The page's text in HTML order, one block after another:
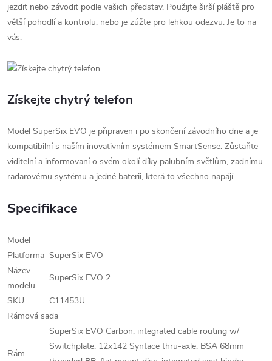
jezdit nebo závodit podle vašich představ. Použijte širší pláště pro
větší pohodlí a kontrolu, nebo je zúžte pro lehkou odezvu. Je to na
vás.
Získejte chytrý telefon
Model SuperSix EVO je připraven i po skončení závodního dne a je
kompatibilní s naším inovativním systémem SmartSense. Zůstaňte
viditelní a informovaní o svém okolí díky palubním světlům, zadnímu
radarovému systému a jedné baterii, která to všechno napájí.
Specifikace
Model
Platforma SuperSix EVO
Název
modelu
SuperSix EVO 2
SKU
C11453U
Rámová sada
Rám
SuperSix EVO Carbon, integrated cable routing w/
Switchplate, 12x142 Syntace thru-axle, BSA 68mm